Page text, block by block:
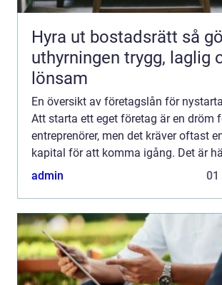
Hyra ut bostadsrätt så gör du
uthyrningen trygg, laglig
lönsam
En översikt av företagslån för
Att starta ett eget företag är en dröm
entreprenörer, men det kräver oftast
kapital för att komma igång. Det är
för nystartade företag kommer in i
admin 01